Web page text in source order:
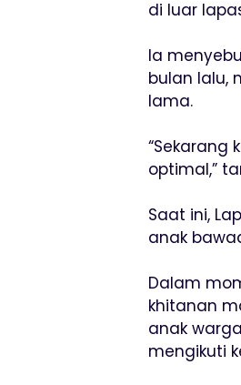
di luar
Ia
bulan lalu,
lama.
“Sekarang
optimal,”
Saat ini,
anak
Dalam
khitanan
anak
mengikuti